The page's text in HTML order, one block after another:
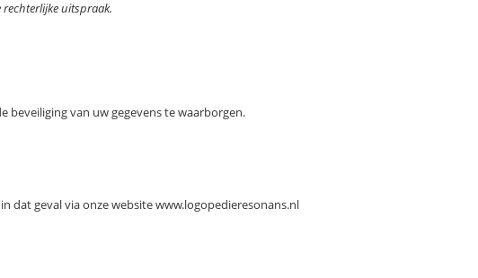
uitspraak.
beveiliging van uw gegevens te waarborgen.
dat geval via onze website www.logopedieresonans.nl